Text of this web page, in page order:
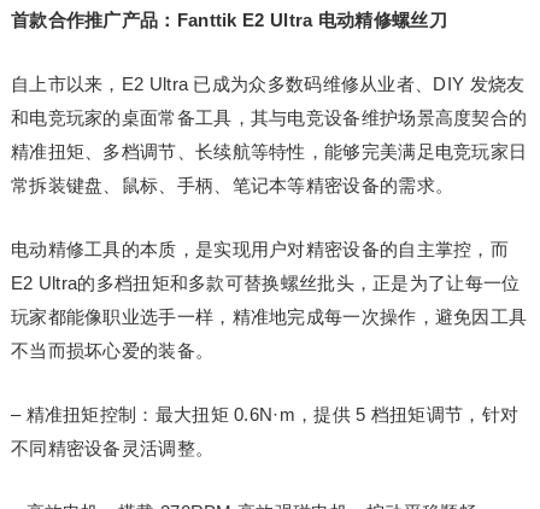
首款合作推广产品：Fanttik E2 Ultra 电动精修螺丝刀
自上市以来，E2 Ultra 已成为众多数码维修从业者、DIY 发烧友
和电竞玩家的桌面常备工具，其与电竞设备维护场景高度契合的
精准扭矩、多档调节、长续航等特性，能够完美满足电竞玩家日
常拆装键盘、鼠标、手柄、笔记本等精密设备的需求。
电动精修工具的本质，是实现用户对精密设备的自主掌控，而
E2 Ultra的多档扭矩和多款可替换螺丝批头，正是为了让每一位
玩家都能像职业选手一样，精准地完成每一次操作，避免因工具
不当而损坏心爱的装备。
– 精准扭矩控制：最大扭矩 0.6N·m，提供 5 档扭矩调节，针对
不同精密设备灵活调整。